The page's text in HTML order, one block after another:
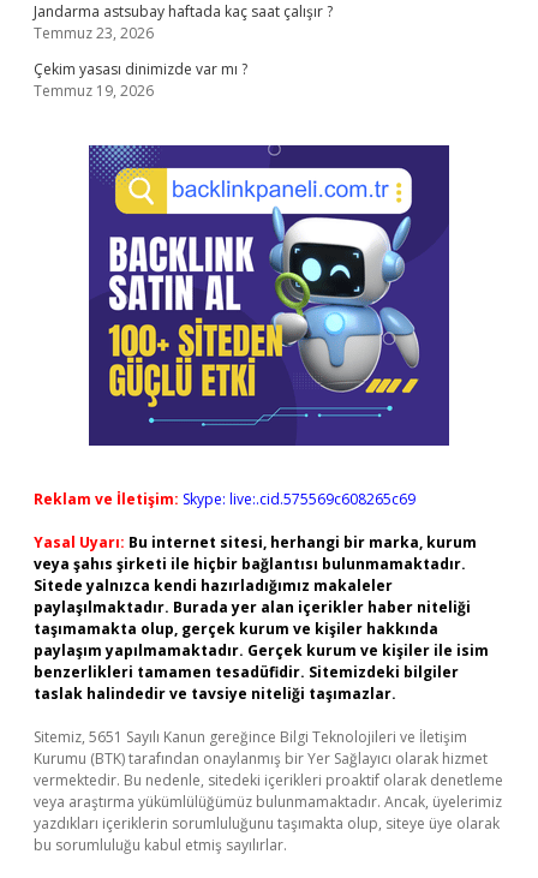
Jandarma astsubay haftada kaç saat çalışır ?
Temmuz 23, 2026
Çekim yasası dinimizde var mı ?
Temmuz 19, 2026
Reklam ve İletişim: Skype: live:.cid.575569c608265c69
Yasal Uyarı: Bu internet sitesi, herhangi bir marka, kurum
veya şahıs şirketi ile hiçbir bağlantısı bulunmamaktadır.
Sitede yalnızca kendi hazırladığımız makaleler
paylaşılmaktadır. Burada yer alan içerikler haber niteliği
taşımamakta olup, gerçek kurum ve kişiler hakkında
paylaşım yapılmamaktadır. Gerçek kurum ve kişiler ile isim
benzerlikleri tamamen tesadüfidir. Sitemizdeki bilgiler
taslak halindedir ve tavsiye niteliği taşımazlar.
Sitemiz, 5651 Sayılı Kanun gereğince Bilgi Teknolojileri ve İletişim
Kurumu (BTK) tarafından onaylanmış bir Yer Sağlayıcı olarak hizmet
vermektedir. Bu nedenle, sitedeki içerikleri proaktif olarak denetleme
veya araştırma yükümlülüğümüz bulunmamaktadır. Ancak, üyelerimiz
yazdıkları içeriklerin sorumluluğunu taşımakta olup, siteye üye olarak
bu sorumluluğu kabul etmiş sayılırlar.